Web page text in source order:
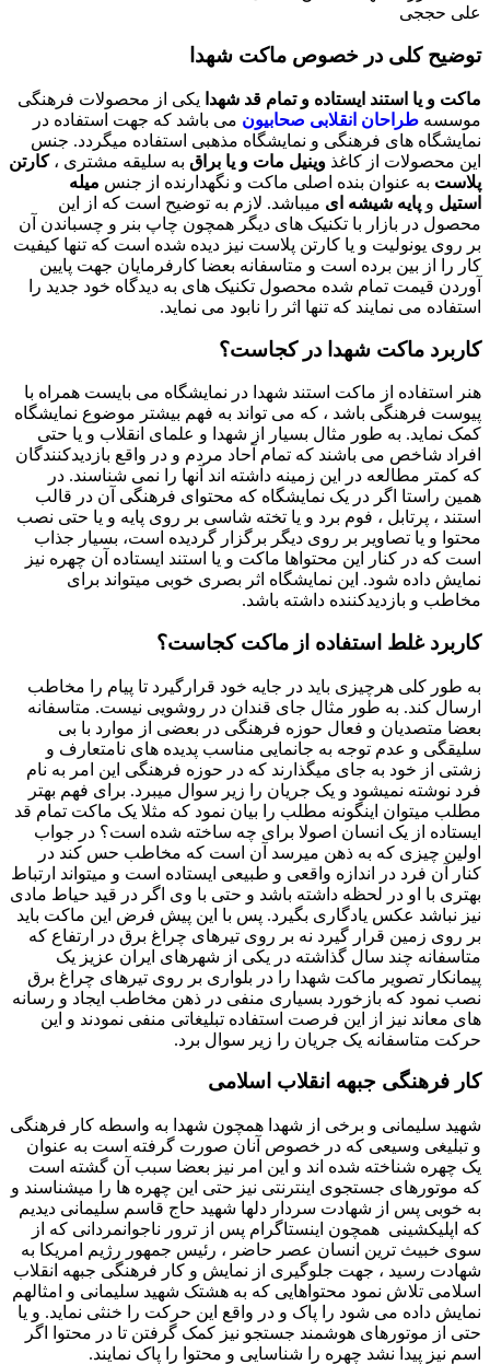
علی حججی
توضیح کلی در خصوص ماکت شهدا
ماکت و یا استند ایستاده و تمام قد شهدا یکی از محصولات فرهنگی
موسسه طراحان انقلابی صحابیون می باشد که جهت استفاده در
نمایشگاه های فرهنگی و نمایشگاه مذهبی استفاده میگردد. جنس
این محصولات از کاغذ وینیل مات و یا براق به سلیقه مشتری ،کارتن
پلاست به عنوان بنده اصلی ماکت و نگهدارنده از جنس میله
استیل و پایه شیشه ای میباشد. لازم به توضیح است که از این
محصول در بازار با تکنیک های دیگر همچون چاپ بنر و چسباندن آن
بر روی یونولیت و یا کارتن پلاست نیز دیده شده است که تنها کیفیت
کار را از بین برده است و متاسفانه بعضا کارفرمایان جهت پایین
آوردن قیمت تمام شده محصول تکنیک های به دیدگاه خود جدید را
استفاده می نمایند که تنها اثر را نابود می نماید.
کاربرد ماکت شهدا در کجاست؟
هنر استفاده از ماکت استند شهدا در نمایشگاه می بایست همراه با
پیوست فرهنگی باشد ، که می تواند به فهم بیشتر موضوع نمایشگاه
کمک نماید. به طور مثال بسیار از شهدا و علمای انقلاب و یا حتی
افراد شاخص می باشند که تمام آحاد مردم و در واقع بازدیدکنندگان
که کمتر مطالعه در این زمینه داشته اند آنها را نمی شناسند. در
همین راستا اگر در یک نمایشگاه که محتوای فرهنگی آن در قالب
استند ، پرتابل ، فوم برد و یا تخته شاسی بر روی پایه و یا حتی نصب
محتوا و یا تصاویر بر روی دیگر برگزار گردیده است، بسیار جذاب
است که در کنار این محتواها ماکت و یا استند ایستاده آن چهره نیز
نمایش داده شود. این نمایشگاه اثر بصری خوبی میتواند برای
مخاطب و بازدیدکننده داشته باشد.
کاربرد غلط استفاده از ماکت کجاست؟
به طور کلی هرچیزی باید در جایه خود قرارگیرد تا پیام را مخاطب
ارسال کند. به طور مثال جای قندان در روشویی نیست. متاسفانه
بعضا متصدیان و فعال حوزه فرهنگی در بعضی از موارد با بی
سلیقگی و عدم توجه به جانمایی مناسب پدیده های نامتعارف و
زشتی از خود به جای میگذارند که در حوزه فرهنگی این امر به نام
فرد نوشته نمیشود و یک جریان را زیر سوال میبرد. برای فهم بهتر
مطلب میتوان اینگونه مطلب را بیان نمود که مثلا یک ماکت تمام قد
ایستاده از یک انسان اصولا برای چه ساخته شده است؟ در جواب
اولین چیزی که به ذهن میرسد آن است که مخاطب حس کند در
کنار آن فرد در اندازه واقعی و طبیعی ایستاده است و میتواند ارتباط
بهتری با او در لحظه داشته باشد و حتی با وی اگر در قید حیاط مادی
نیز نباشد عکس یادگاری بگیرد. پس با این پیش فرض این ماکت باید
بر روی زمین قرار گیرد نه بر روی تیرهای چراغ برق در ارتفاع که
متاسفانه چند سال گذاشته در یکی از شهرهای ایران عزیز یک
پیمانکار تصویر ماکت شهدا را در بلواری بر روی تیرهای چراغ برق
نصب نمود که بازخورد بسیاری منفی در ذهن مخاطب ایجاد و رسانه
های معاند نیز از این فرصت استفاده تبلیغاتی منفی نمودند و این
حرکت متاسفانه یک جریان را زیر سوال برد.
کار فرهنگی جبهه انقلاب اسلامی
شهید سلیمانی و برخی از شهدا همچون شهدا به واسطه کار فرهنگی
و تبلیغی وسیعی که در خصوص آنان صورت گرفته است به عنوان
یک چهره شناخته شده اند و این امر نیز بعضا سبب آن گشته است
که موتورهای جستجوی اینترنتی نیز حتی این چهره ها را میشناسند و
به خوبی پس از شهادت سردار دلها شهید حاج قاسم سلیمانی دیدیم
که اپلیکشینی همچون اینستاگرام پس از ترور ناجوانمردانی که از
سوی خبیث ترین انسان عصر حاضر ، رئیس جمهور رژیم امریکا به
شهادت رسید ، جهت جلوگیری از نمایش و کار فرهنگی جبهه انقلاب
اسلامی تلاش نمود محتواهایی که به هشتک شهید سلیمانی و امثالهم
نمایش داده می شود را پاک و در واقع این حرکت را خنثی نماید. و یا
حتی از موتورهای هوشمند جستجو نیز کمک گرفتن تا در محتوا اگر
اسم نیز پیدا نشد چهره را شناسایی و محتوا را پاک نمایند.